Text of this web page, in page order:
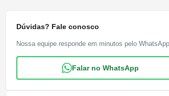
Dúvidas? Fale conosco
Nossa equipe responde em minutos pelo
Falar no WhatsApp